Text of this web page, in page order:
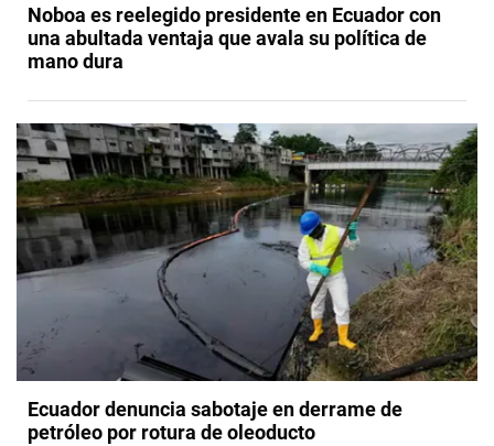
Noboa es reelegido presidente en Ecuador con
una abultada ventaja que avala su política de
mano dura
Ecuador denuncia sabotaje en derrame de
petróleo por rotura de oleoducto